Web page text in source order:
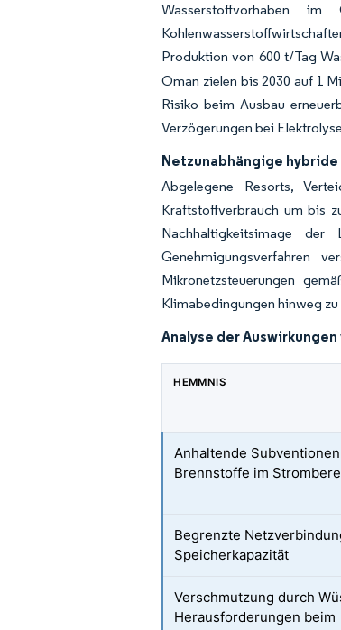
Wasserstoffvorhaben
Produktion von 600 t/Tag
Oman zielen bis 2030 auf 1
Risiko beim Ausbau
Verzögerungen bei
Netzunabhängige
Abgelegene Resorts,
Kraftstoffverbrauch um bis
Nachhaltigkeitsimage der
Genehmigungsverfahren
Mikronetzsteuerungen
Klimabedingungen hinweg zu
Analyse der
HEMMNIS
Anhaltende
Brennstoffe im
Begrenzte
Speicherkapazität
Verschmutzung durch
Herausforderungen beim